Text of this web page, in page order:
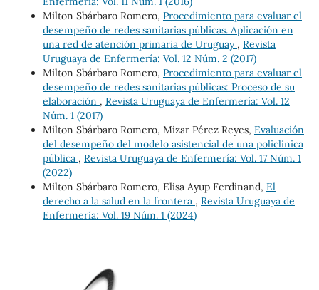
Milton Sbárbaro Romero, Procedimiento para evaluar el
desempeño de redes sanitarias públicas. Aplicación en
una red de atención primaria de Uruguay , Revista
Uruguaya de Enfermería: Vol. 12 Núm. 2 (2017)
Milton Sbárbaro Romero, Procedimiento para evaluar el
desempeño de redes sanitarias públicas: Proceso de su
elaboración , Revista Uruguaya de Enfermería: Vol. 12
Núm. 1 (2017)
Milton Sbárbaro Romero, Mizar Pérez Reyes, Evaluación
del desempeño del modelo asistencial de una policlínica
pública , Revista Uruguaya de Enfermería: Vol. 17 Núm. 1
(2022)
Milton Sbárbaro Romero, Elisa Ayup Ferdinand, El
derecho a la salud en la frontera , Revista Uruguaya de
Enfermería: Vol. 19 Núm. 1 (2024)